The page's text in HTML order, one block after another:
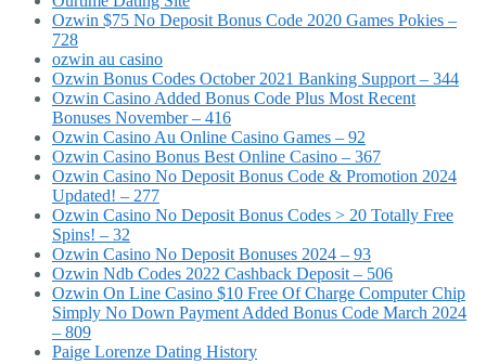
Ozwin $75 No Deposit Bonus Code 2020 Games Pokies –
728
ozwin au casino
Ozwin Bonus Codes October 2021 Banking Support – 344
Ozwin Casino Added Bonus Code Plus Most Recent
Bonuses November – 416
Ozwin Casino Au Online Casino Games – 92
Ozwin Casino Bonus Best Online Casino – 367
Ozwin Casino No Deposit Bonus Code & Promotion 2024
Updated! – 277
Ozwin Casino No Deposit Bonus Codes > 20 Totally Free
Spins! – 32
Ozwin Casino No Deposit Bonuses 2024 – 93
Ozwin Ndb Codes 2022 Cashback Deposit – 506
Ozwin On Line Casino $10 Free Of Charge Computer Chip
Simply No Down Payment Added Bonus Code March 2024
– 809
Paige Lorenze Dating History